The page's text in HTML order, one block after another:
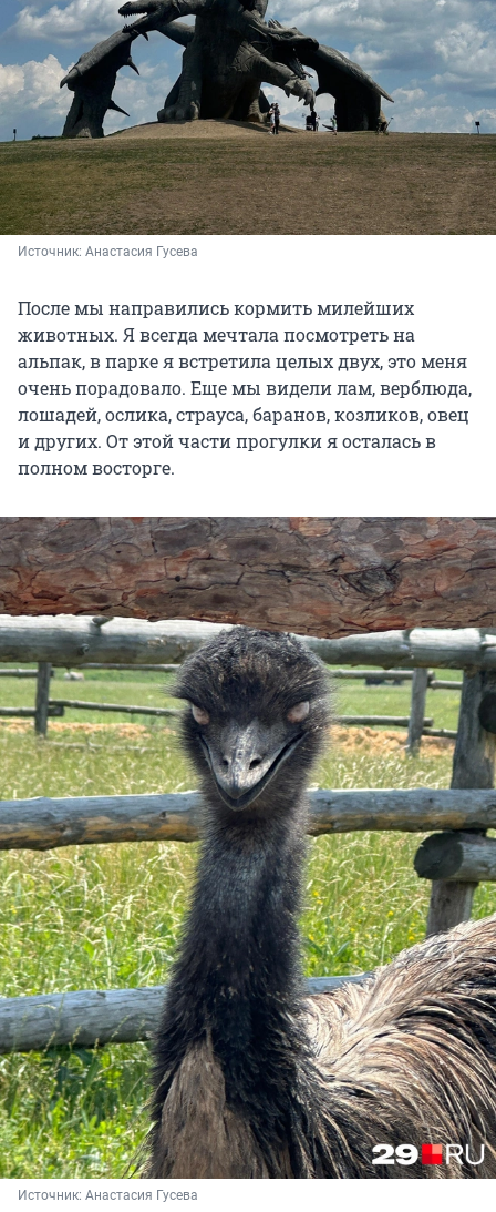
Источник: Анастасия Гусева
После мы направились кормить милейших
животных. Я всегда мечтала посмотреть на
альпак, в парке я встретила целых двух, это меня
очень порадовало. Еще мы видели лам, верблюда,
лошадей, ослика, страуса, баранов, козликов, овец
и других. От этой части прогулки я осталась в
полном восторге.
Источник: Анастасия Гусева